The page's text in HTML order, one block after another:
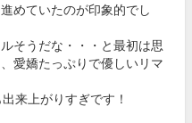
めていたのが印象的でし
そうだな・・・と最初は思
愛嬌たっぷりで優しいリマ
来上がりすぎです！